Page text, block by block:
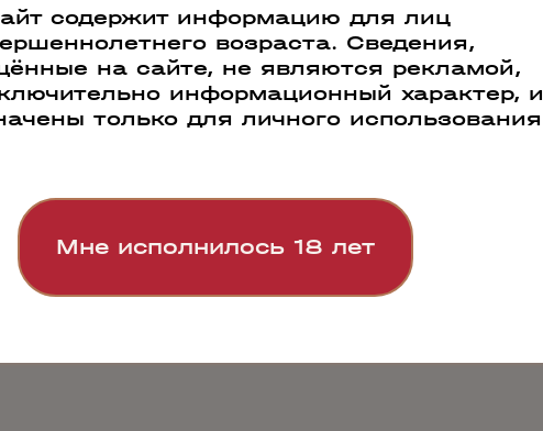
содержит информацию для лиц
возраста. Сведения,
на сайте, не являются рекламой,
информационный характер, и
только для личного использования
Мне исполнилось 18 лет